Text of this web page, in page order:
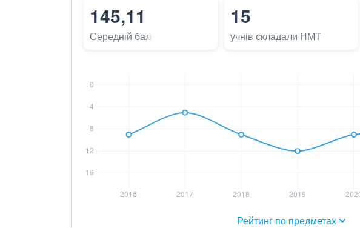
145,11
Середній бал
15
учнів складали НМТ
Рейтинг по предметах